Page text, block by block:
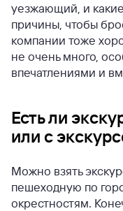
уезжающий, и
причины, чтобы
компании тоже
не очень много,
впечатлениями и
Есть ли
или с
Можно взять
пешеходную по
окрестностям.